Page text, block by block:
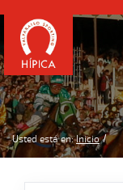
Usted está en: Inicio